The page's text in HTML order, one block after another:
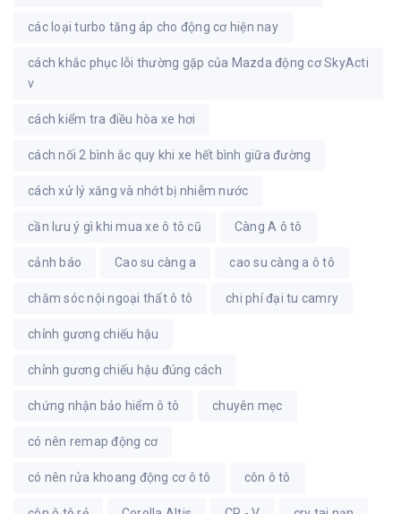
các loại turbo tăng áp cho động cơ hiện nay
cách khắc phục lỗi thường gặp của Mazda động cơ SkyActi
v
cách kiểm tra điều hòa xe hơi
cách nối 2 bình ắc quy khi xe hết bình giữa đường
cách xử lý xăng và nhớt bị nhiễm nước
cần lưu ý gì khi mua xe ô tô cũ Càng A ô tô
cảnh báo Cao su càng a cao su càng a ô tô
chăm sóc nội ngoại thất ô tô chi phí đại tu camry
chỉnh gương chiếu hậu
chỉnh gương chiếu hậu đúng cách
chứng nhận bảo hiểm ô tô chuyên mẹc
có nên remap động cơ
có nên rửa khoang động cơ ô tô côn ô tô